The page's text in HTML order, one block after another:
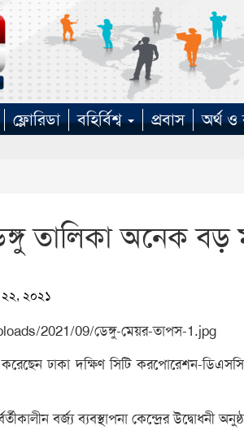
ফ্লোরিডা বহির্বিশ্ব প্রবাস অর্থ ও
তালিকা অনেক
২২, ২০২১
করেছেন ঢাকা দক্ষিণ সিটি করপোরেশন-
বর্জ্য ব্যবস্থাপনা কেন্দ্রের উদ্বোধনী